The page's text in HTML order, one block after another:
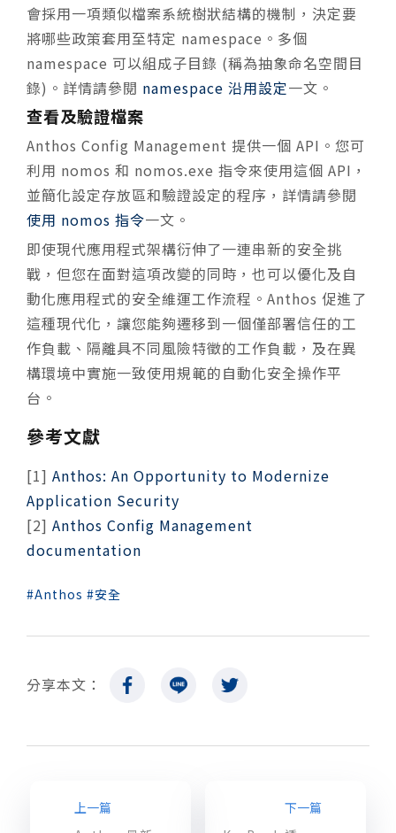
會採用一項類似檔案系統樹狀結構的機制，決定要
將哪些政策套用至特定 namespace。多個
namespace 可以組成子目錄 (稱為抽象命名空間目
錄)。詳情請參閱 namespace 沿用設定一文。
查看及驗證檔案
Anthos Config Management 提供一個 API。您可
利用 nomos 和 nomos.exe 指令來使用這個 API，
並簡化設定存放區和驗證設定的程序，詳情請參閱
使用 nomos 指令一文。
即使現代應用程式架構衍伸了一連串新的安全挑
戰，但您在面對這項改變的同時，也可以優化及自
動化應用程式的安全維運工作流程。Anthos 促進了
這種現代化，讓您能夠遷移到一個僅部署信任的工
作負載、隔離具不同風險特徵的工作負載，及在異
構環境中實施一致使用規範的自動化安全操作平
台。
參考文獻
[1] Anthos: An Opportunity to Modernize
Application Security
[2] Anthos Config Management
documentation
Anthos 安全
分享本文：
上一篇
下一篇